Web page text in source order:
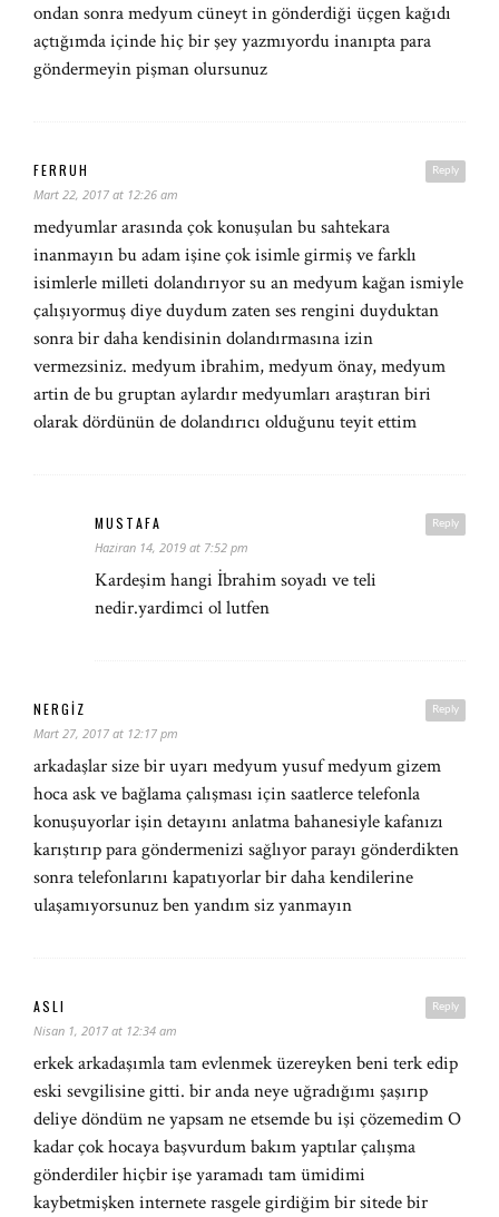
ondan sonra medyum cüneyt in gönderdiği üçgen kağıdı
açtığımda içinde hiç bir şey yazmıyordu inanıpta para
göndermeyin pişman olursunuz
Reply
FERRUH
Mart 22, 2017 at 12:26 am
medyumlar arasında çok konuşulan bu sahtekara
inanmayın bu adam işine çok isimle girmiş ve farklı
isimlerle milleti dolandırıyor su an medyum kağan ismiyle
çalışıyormuş diye duydum zaten ses rengini duyduktan
sonra bir daha kendisinin dolandırmasına izin
vermezsiniz. medyum ibrahim, medyum önay, medyum
artin de bu gruptan aylardır medyumları araştıran biri
olarak dördünün de dolandırıcı olduğunu teyit ettim
Reply
MUSTAFA
Haziran 14, 2019 at 7:52 pm
Kardeşim hangi İbrahim soyadı ve teli
nedir.yardimci ol lutfen
Reply
NERGIZ
Mart 27, 2017 at 12:17 pm
arkadaşlar size bir uyarı medyum yusuf medyum gizem
hoca ask ve bağlama çalışması için saatlerce telefonla
konuşuyorlar işin detayını anlatma bahanesiyle kafanızı
karıştırıp para göndermenizi sağlıyor parayı gönderdikten
sonra telefonlarını kapatıyorlar bir daha kendilerine
ulaşamıyorsunuz ben yandım siz yanmayın
Reply
ASLI
Nisan 1, 2017 at 12:34 am
erkek arkadaşımla tam evlenmek üzereyken beni terk edip
eski sevgilisine gitti. bir anda neye uğradığımı şaşırıp
deliye döndüm ne yapsam ne etsemde bu işi çözemedim O
kadar çok hocaya başvurdum bakım yaptılar çalışma
gönderdiler hiçbir işe yaramadı tam ümidimi
kaybetmişken internete rasgele girdiğim bir sitede bir